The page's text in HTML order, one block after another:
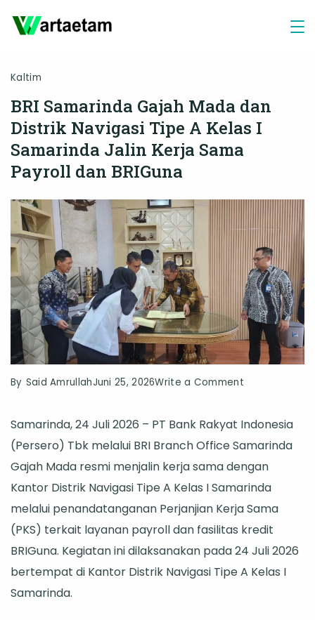
Kaltim
BRI Samarinda Gajah Mada dan
Distrik Navigasi Tipe A Kelas I
Samarinda Jalin Kerja Sama
Payroll dan BRIGuna
By Said AmrullahJuni 25, 2026Write a Commenton
Samarinda
Gajah
Mada
dan
Distrik
Navigasi
Tipe
A
Samarinda, 24 Juli 2026 – PT Bank Rakyat Indonesia
(Persero) Tbk melalui BRI Branch Office Samarinda
Gajah Mada resmi menjalin kerja sama dengan
Kantor Distrik Navigasi Tipe A Kelas I Samarinda
melalui penandatanganan Perjanjian Kerja Sama
(PKS) terkait layanan payroll dan fasilitas kredit
BRIGuna. Kegiatan ini dilaksanakan pada 24 Juli 2026
bertempat di Kantor Distrik Navigasi Tipe A Kelas I
Samarinda.